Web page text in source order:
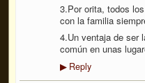
3.Por orita, todos
con la familia
4.Un ventaja de ser
común en unas
▶Reply